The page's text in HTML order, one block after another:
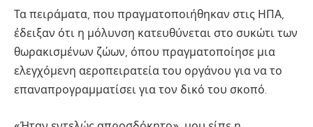
Τα πειράματα, που πραγματοποιήθηκαν στις ΗΠΑ,
έδειξαν ότι η μόλυνση κατευθύνεται στο συκώτι των
θωρακισμένων ζώων, όπου πραγματοποίησε μια
ελεγχόμενη αεροπειρατεία του οργάνου για να το
επαναπρογραμματίσει για τον δικό του σκοπό.